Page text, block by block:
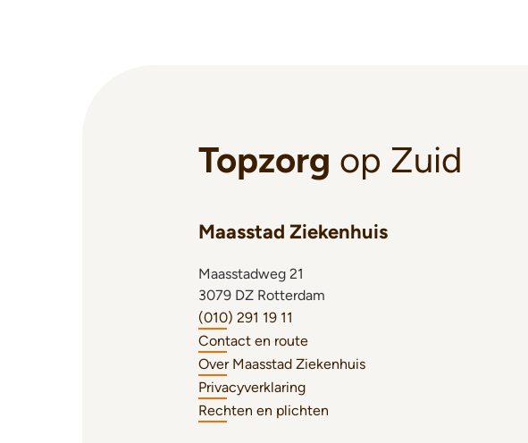
Topzorg op Zuid
Maasstad Ziekenhuis
Maasstadweg 21
3079 DZ Rotterdam
(010) 291 19 11
Contact en route
Over Maasstad Ziekenhuis
Privacyverklaring
Rechten en plichten